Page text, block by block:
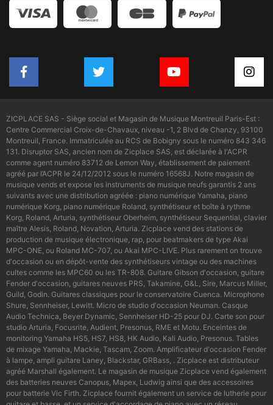
ZICPLACE SAS - Siège social et Magasin de Musique Montreuil Paris-Est :
Centre Commercial Croix-de-Chavaux, niveau -1, 2 Blvd de Chanzy, 93100
Montreuil, France. Immatriculée au RCS de Bobigny sous le numéro 843 346
131. Disruptor SAS, ancien nom de Zicplace SAS, est déclarée à l'ACPR
comme agent numéro 83712 de Lemon Way, établissement de paiement
agréé par l’ACPR le 24/12/2012 sous le numéro 16568J. Notre magasin de
musique vends et expose les instruments de musique neufs garantis 2 ans
suivants avec une distribution agréée : piano numérique Yamaha, piano
numérique Korg, piano numérique Roland, synthétiseur et boîte à rythme
Korg, Roland, Arturia, synthétiseur Oberheim, synthétiseur Sequential, clavier
maître Alesis, Roland, Novation, Arturia. Zicplace vend des stations de
production de musique électronique, rap, pour beatmakers de type Akai
MPC-ONE, ou Roland MC-707, ou Akai MPC-LIVE. Plus rarement on trouve
d'occasion ou en dépôt-vente des synthétiseurs vintage ou des machines
cultes comme les MPC60 ou les TR-808. Guitare Gibson d'occasion, guitare
Fender d'occasion, guitares neuves PRS, Takamine, G&L, Sire, Marcus Miller,
Guild, Godin. Guitares classiques pour le conservatoire Cuenca. Microphone
Shure, Sennheiser, Lewitt. Micro de studio d'occasion Neuman. Casque
Audio Technica, Beyer Dynamic, Sennheiser HD-25 pour DJ. Carte son pour
studio Arturia, Focusrite, Audient, Presonus, RME et Motu. Enceintes de
monitoring Yamaha HS5, HS7, HS8, HK Audio, Kali Audio, Presonus. Tables
de mixage Yamaha, Mackie, Tascam, Zoom. Amplificateur d'occasion Fender
à lampe, ampli guitare Laney, Blackstar, GRBass, . Zicplace est distributeur
agréé Marshall également. Le magasin de musique Zicplace vend également
des batteries neuves Canopus, Mapex, Ludwig ainsi que des accessoires
pour batterie Vic Firth. Zicplace fournit également un service de lutherie pour